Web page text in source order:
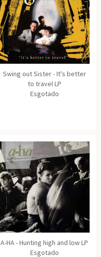
Swing out Sister - It's better
to travel LP
Esgotado
A-HA - Hunting high and low LP
Esgotado